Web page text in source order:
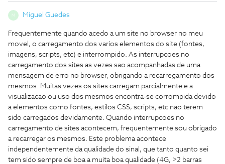
M Miguel Guedes
Frequentemente quando acedo a um site no browser no meu
movel, o carregamento dos varios elementos do site (fontes,
imagens, scripts, etc) e interrompido. As interrupcoes no
carregamento dos sites as vezes sao acompanhadas de uma
mensagem de erro no browser, obrigando a recarregamento dos
mesmos. Muitas vezes os sites carregam parcialmente e a
visualizacao ou uso dos mesmos encontra-se corrompida devido
a elementos como fontes, estilos CSS, scripts, etc nao terem
sido carregados devidamente. Quando interrupcoes no
carregamento de sites acontecem, frequentemente sou obrigado
a recarregar os mesmos. Este problema acontece
independentemente da qualidade do sinal, que tanto quanto sei
tem sido sempre de boa a muita boa qualidade (4G, >2 barras